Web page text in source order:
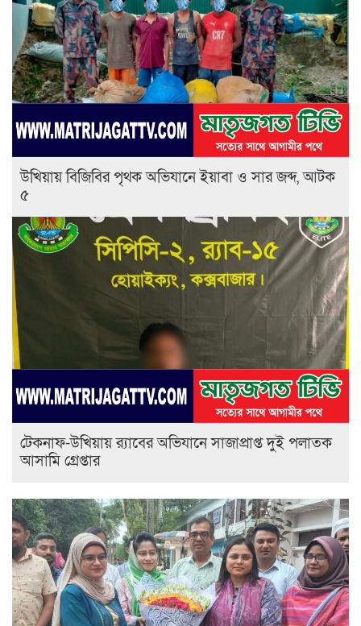
উখিয়ায় বিজিবির পৃথক অভিযানে ইয়াবা ও সার জব্দ, আটক
৫
টেকনাফ-উখিয়ায় র‌্যাবের অভিযানে সাজাপ্রাপ্ত দুই পলাতক
আসামি গ্রেপ্তার